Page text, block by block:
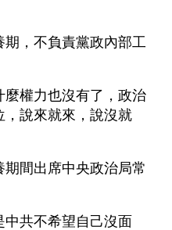
期，不負責黨政內部工
麼權力也沒有了，政治
，說來就來，說沒就
期間出席中央政治局常
中共不希望自己沒面